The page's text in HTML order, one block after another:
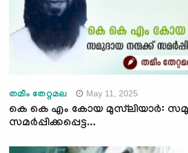
തമീം തേറ്റമല May 11, 2025
കെ കെ എം കോയ മുസ്‌ലിയാർ:
സമര്‍പ്പിക്കപ്പെട്ട...